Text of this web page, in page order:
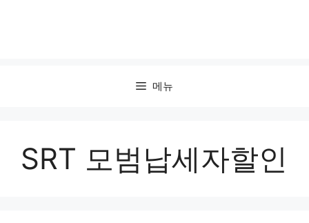
메뉴
SRT 모범납세자할인